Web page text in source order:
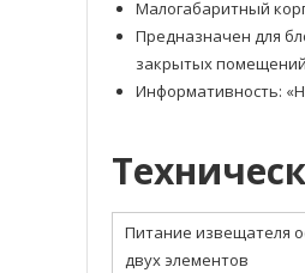
Малогабаритный
Предназначен для
закрытых
Информативность:
Питание извещателя
двух элементов